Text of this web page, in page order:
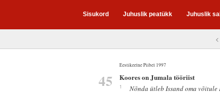
Sisukord Juhuslik peatükk Juhuslik
<
Eestikeelne Piibel 1997
45 Koores on Jumala tööriist
1
Nõnda ütleb Issand oma võitule